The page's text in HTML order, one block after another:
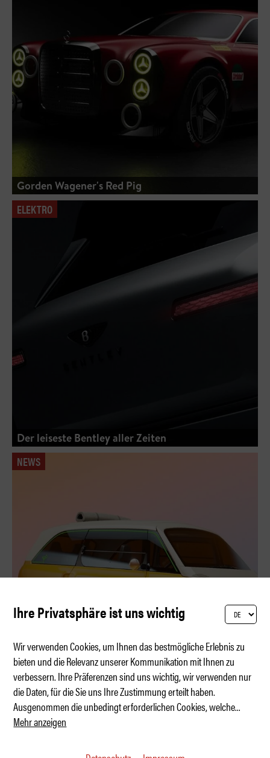
Gorden Wagener's Red Pig
ELEKTRO
Der leiseste Bentley aller Zeiten
NEWS
Fiat Multiplina 600 Concept
Ihre Privatsphäre ist uns wichtig
Wir verwenden Cookies, um Ihnen das bestmögliche Erlebnis zu
bieten und die Relevanz unserer Kommunikation mit Ihnen zu
verbessern. Ihre Präferenzen sind uns wichtig, wir verwenden nur
die Daten, für die Sie uns Ihre Zustimmung erteilt haben.
Ausgenommen die unbedingt erforderlichen Cookies, welche...
Mehr anzeigen